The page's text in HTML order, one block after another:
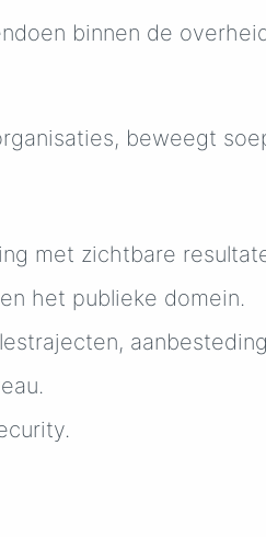
binnen de
beweegt
met zichtbare
het publieke domein.